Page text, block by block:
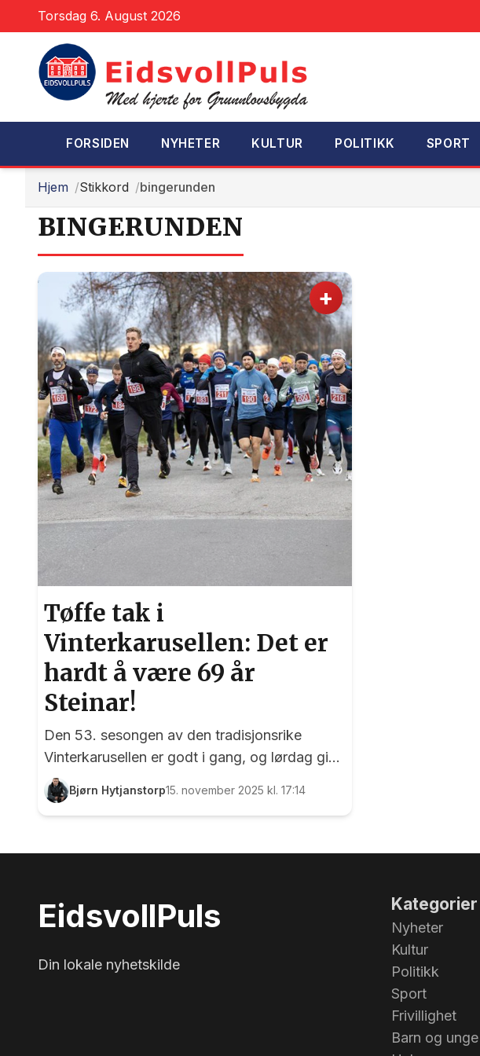
Torsdag 6. August 2026
FORSIDEN NYHETER KULTUR POLITIKK SPORT
Hjem Stikkord bingerunden
BINGERUNDEN
+
Tøffe tak i
Vinterkarusellen: Det er
hardt å være 69 år
Steinar!
Den 53. sesongen av den tradisjonsrike
Vinterkarusellen er godt i gang, og lørdag gikk
løp nummer to av stabelen i Sørum. På
menyen sto en kontrollmål 5 kilometer,
gamle Sørum skole. Foto: Bjørn Hytjanstorp
Bjørn Hytjanstorp15. november 2025 kl. 17:14
EidsvollPuls
Din lokale nyhetskilde
Kategorier
Nyheter
Kultur
Politikk
Sport
Frivillighet
Barn og unge